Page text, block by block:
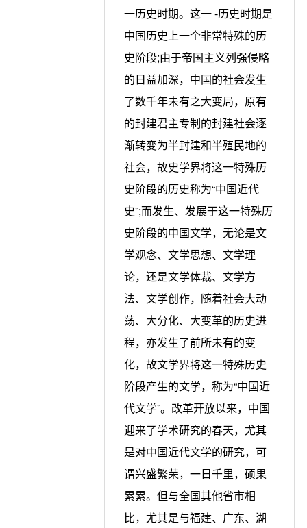
一历史时期。这一 -历史时期是
中国历史上一个非常特殊的历
史阶段;由于帝国主义列强侵略
的日益加深，中国的社会发生
了数千年未有之大变局，原有
的封建君主专制的封建社会逐
渐转变为半封建和半殖民地的
社会，故史学界将这一特殊历
史阶段的历史称为“中国近代
史”;而发生、发展于这一特殊历
史阶段的中国文学，无论是文
学观念、文学思想、文学理
论，还是文学体裁、文学方
法、文学创作，随着社会大动
荡、大分化、大变革的历史进
程，亦发生了前所未有的变
化，故文学界将这一特殊历史
阶段产生的文学，称为“中国近
代文学”。改革开放以来，中国
迎来了学术研究的春天，尤其
是对中国近代文学的研究，可
谓兴盛繁荣，一日千里，硕果
累累。但与全国其他省市相
比，尤其是与福建、广东、湖